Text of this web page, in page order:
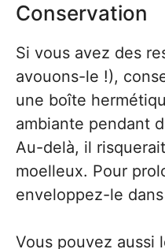
Conservation
Si vous avez des
avouons-le !),
une boîte
ambiante pendant
Au-delà, il
moelleux. Pour
enveloppez-le
Vous pouvez aussi